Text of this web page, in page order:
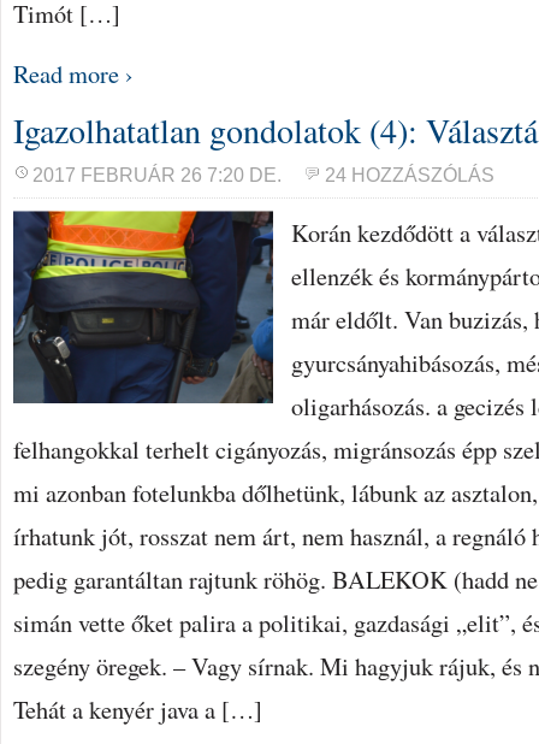
Timót […]
Read more ›
Igazolhatatlan gondolatok (4):
2017 FEBRUÁR 26 7:20 DE. 24 HOZZÁSZÓLÁS
Korán kezdődött a
ellenzék és
már eldőlt. Van buzizás,
gyurcsányahibásozás,
oligarhásozás. a gecizés
felhangokkal terhelt cigányozás, migránsozás épp
mi azonban fotelunkba dőlhetünk, lábunk az
írhatunk jót, rosszat nem árt, nem használ, a regnáló
pedig garantáltan rajtunk röhög. BALEKOK (hadd
simán vette őket palira a politikai, gazdasági „elit”,
szegény öregek. – Vagy sírnak. Mi hagyjuk rájuk, és
Tehát a kenyér java a […]